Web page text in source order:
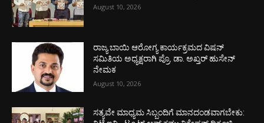
August 10, 2026
ರಾಜ್ಯ ಬಾಯಿ ಆರೋಗ್ಯ ಕಾರ್ಯಕ್ರಮದ ವಿಷನ್
ಸಮಿತಿಯ ಅಧ್ಯಕ್ಷರಾಗಿ ಪ್ರೊ. ಡಾ. ಅಖ್ತರ್ ಹುಸೇನ್
ನೇಮಕ
August 10, 2026
ಸತ್ಯವೇ ಮಾಧ್ಯಮ ಸಿಬ್ಬಂದಿಗೆ ಮಾನದಂಡವಾಗಬೇಕು: